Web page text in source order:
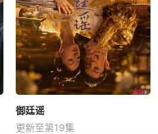
御廷谣
更新至第19集